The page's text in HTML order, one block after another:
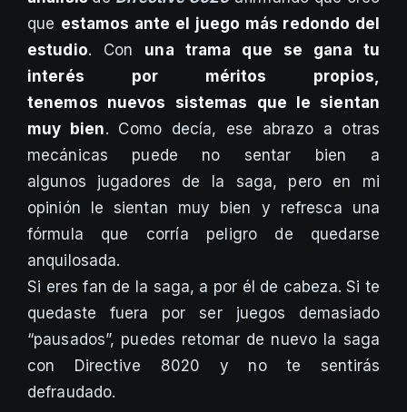
que estamos ante el juego más redondo del
estudio. Con una trama que se gana tu
interés por méritos propios,
tenemos nuevos sistemas que le sientan
muy bien. Como decía, ese abrazo a otras
mecánicas puede no sentar bien a
algunos jugadores de la saga, pero en mi
opinión le sientan muy bien y refresca una
fórmula que corría peligro de quedarse
anquilosada.
Si eres fan de la saga, a por él de cabeza. Si te
quedaste fuera por ser juegos demasiado
“pausados”, puedes retomar de nuevo la saga
con Directive 8020 y no te sentirás
defraudado.